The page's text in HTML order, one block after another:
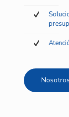
Nosotros